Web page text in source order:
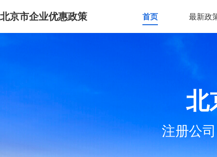
北京市企业优惠政策 首页 最新政
北
注册公